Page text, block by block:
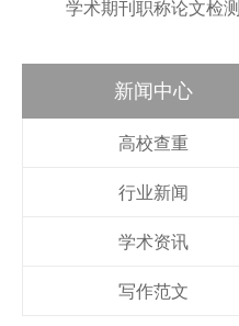
学术期刊职称论文检测
新闻中心
高校查重
行业新闻
学术资讯
写作范文